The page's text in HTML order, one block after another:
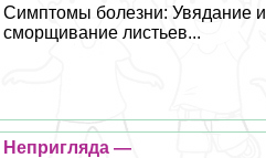
Симптомы болезни: Увядание и
сморщивание листьев...
Непригляда —